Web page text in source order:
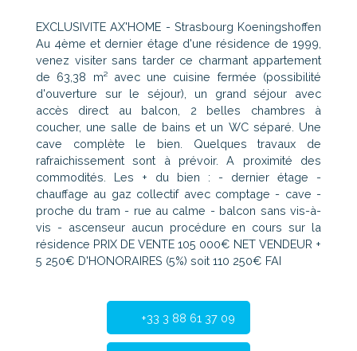
EXCLUSIVITE AX'HOME - Strasbourg Koeningshoffen
Au 4ème et dernier étage d'une résidence de 1999,
venez visiter sans tarder ce charmant appartement
de 63,38 m² avec une cuisine fermée (possibilité
d'ouverture sur le séjour), un grand séjour avec
accès direct au balcon, 2 belles chambres à
coucher, une salle de bains et un WC séparé. Une
cave complète le bien. Quelques travaux de
rafraichissement sont à prévoir. A proximité des
commodités. Les + du bien : - dernier étage -
chauffage au gaz collectif avec comptage - cave -
proche du tram - rue au calme - balcon sans vis-à-
vis - ascenseur aucun procédure en cours sur la
résidence PRIX DE VENTE 105 000€ NET VENDEUR +
5 250€ D'HONORAIRES (5%) soit 110 250€ FAI
+33 3 88 61 37 09